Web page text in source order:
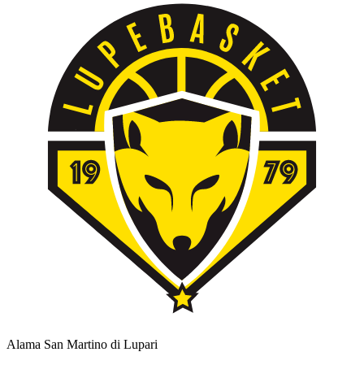
Alama San Martino di Lupari